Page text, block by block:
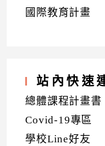
國際教育計畫
站內快速
總體課程計畫書
Covid-19專區
學校Line好友